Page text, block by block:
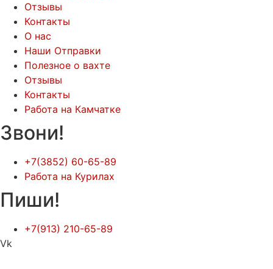
Отзывы
Контакты
О нас
Наши Отправки
Полезное о вахте
Отзывы
Контакты
Работа на Камчатке
Звони!
+7(3852) 60-65-89
Работа на Курилах
Пиши!
+7(913) 210-65-89
Vk